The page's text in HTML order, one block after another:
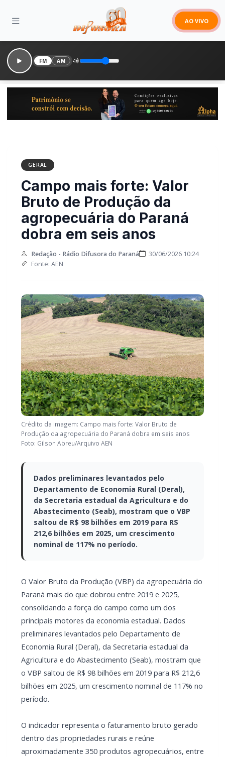
AO VIVO
FM AM
GERAL
Campo mais forte: Valor
Bruto de Produção da
agropecuária do Paraná
dobra em seis anos
Redação - Rádio Difusora do Paraná
30/06/2026 10:24
Fonte: AEN
Crédito da imagem: Campo mais forte: Valor Bruto de
Produção da agropecuária do Paraná dobra em seis anos
Foto: Gilson Abreu/Arquivo AEN
Dados preliminares levantados pelo
Departamento de Economia Rural (Deral),
da Secretaria estadual da Agricultura e do
Abastecimento (Seab), mostram que o VBP
saltou de R$ 98 bilhões em 2019 para R$
212,6 bilhões em 2025, um crescimento
nominal de 117% no período.
O Valor Bruto da Produção (VBP) da agropecuária do
Paraná mais do que dobrou entre 2019 e 2025,
consolidando a força do campo como um dos
principais motores da economia estadual. Dados
preliminares levantados pelo Departamento de
Economia Rural (Deral), da Secretaria estadual da
Agricultura e do Abastecimento (Seab), mostram que
o VBP saltou de R$ 98 bilhões em 2019 para R$ 212,6
bilhões em 2025, um crescimento nominal de 117% no
período.
O indicador representa o faturamento bruto gerado
dentro das propriedades rurais e reúne
aproximadamente 350 produtos agropecuários, entre